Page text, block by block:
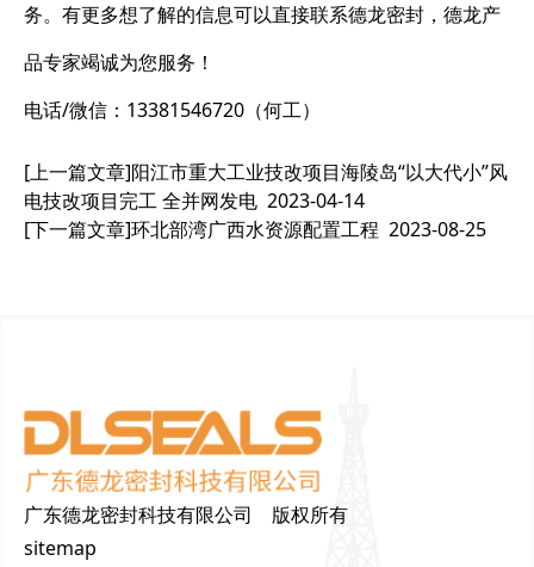
务。有更多想了解的信息可以直接联系德龙密封，德龙产
品专家竭诚为您服务！
电话/微信：13381546720（何工）
[上一篇文章]阳江市重大工业技改项目海陵岛“以大代小”风
电技改项目完工 全并网发电 2023-04-14
[下一篇文章]环北部湾广西水资源配置工程 2023-08-25
广东德龙密封科技有限公司 版权所有
sitemap